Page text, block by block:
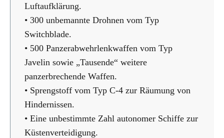
Luftaufklärung.
• 300 unbemannte Drohnen vom Typ
Switchblade.
• 500 Panzerabwehrlenkwaffen vom Typ
Javelin sowie „Tausende“ weitere
panzerbrechende Waffen.
• Sprengstoff vom Typ C-4 zur Räumung von
Hindernissen.
• Eine unbestimmte Zahl autonomer Schiffe zur
Küstenverteidigung.